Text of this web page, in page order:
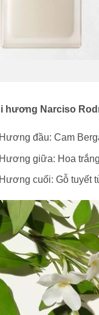
hương Narciso
đầu:Cam
giữa: Hoa
cuối:Gỗ tuyết